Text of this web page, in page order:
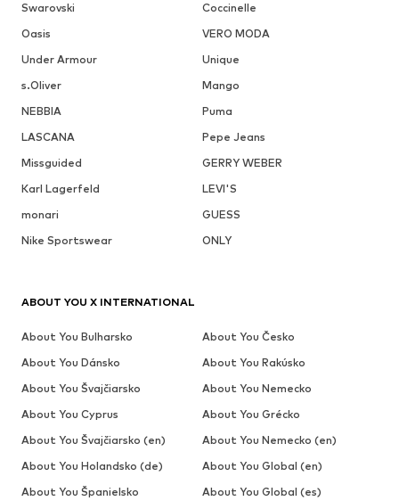
Swarovski
Coccinelle
Oasis
VERO MODA
Under Armour
Unique
s.Oliver
Mango
NEBBIA
Puma
LASCANA
Pepe Jeans
Missguided
GERRY WEBER
Karl Lagerfeld
LEVI'S
monari
GUESS
Nike Sportswear
ONLY
ABOUT YOU X INTERNATIONAL
About You Bulharsko
About You Česko
About You Dánsko
About You Rakúsko
About You Švajčiarsko
About You Nemecko
About You Cyprus
About You Grécko
About You Švajčiarsko (en)
About You Nemecko (en)
About You Holandsko (de)
About You Global (en)
About You Španielsko
About You Global (es)